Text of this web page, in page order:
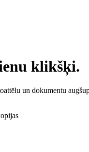
klikšķi.
un dokumentu